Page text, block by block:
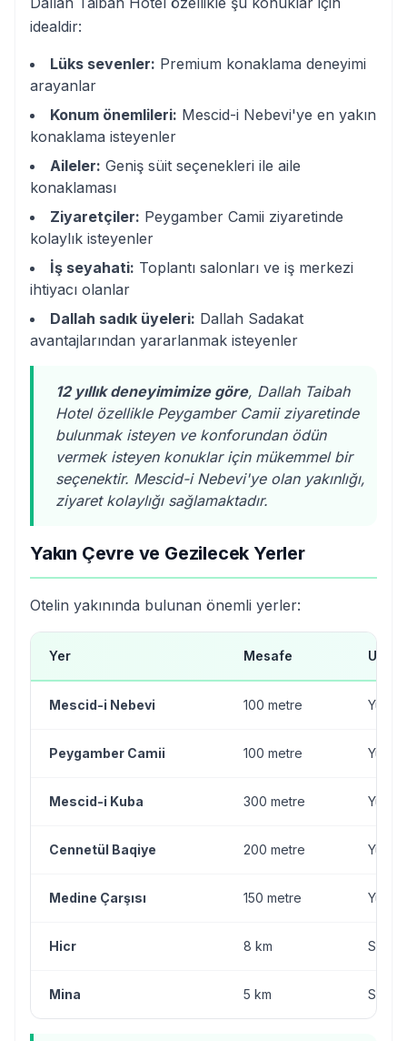
idealdir:
Lüks sevenler: Premium konaklama deneyimi
arayanlar
Konum önemlileri: Mescid-i Nebevi'ye en yakın
konaklama isteyenler
Aileler: Geniş süit seçenekleri ile aile
konaklaması
Ziyaretçiler: Peygamber Camii ziyaretinde
kolaylık isteyenler
İş seyahati: Toplantı salonları ve iş merkezi
ihtiyacı olanlar
Dallah sadık üyeleri: Dallah Sadakat
avantajlarından yararlanmak isteyenler
12 yıllık deneyimimize göre, Dallah Taibah
Hotel özellikle Peygamber Camii ziyaretinde
bulunmak isteyen ve konforundan ödün
vermek isteyen konuklar için mükemmel bir
seçenektir. Mescid-i Nebevi'ye olan yakınlığı,
ziyaret kolaylığı sağlamaktadır.
Yakın Çevre ve Gezilecek Yerler
Otelin yakınında bulunan önemli yerler:
Yer Mesafe
Mescid-i Nebevi 100 metre
Peygamber Camii 100 metre
Mescid-i Kuba 300 metre
Cennetül Baqiye 200 metre
Medine Çarşısı 150 metre
Hicr 8 km
Mina 5 km